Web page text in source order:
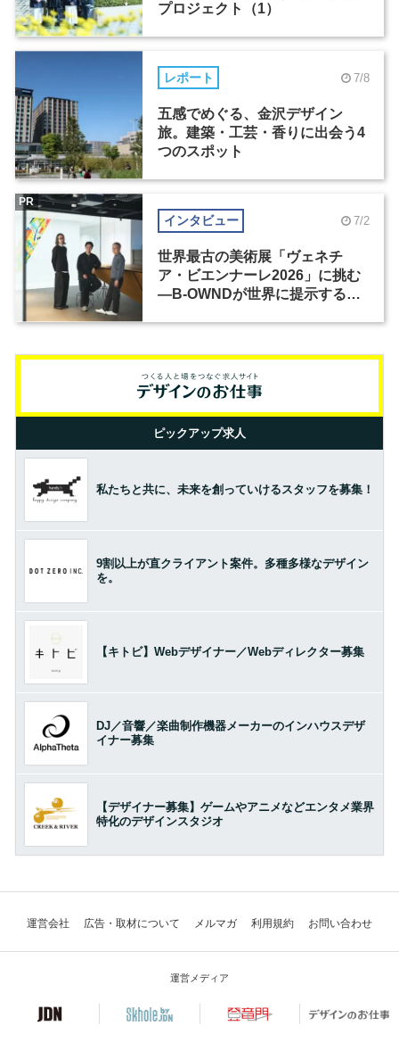
プロジェクト（1）
レポート 7/8
五感でめぐる、金沢デザイン
旅。建築・工芸・香りに出会う4
つのスポット
インタビュー 7/2
世界最古の美術展「ヴェネチ
ア・ビエンナーレ2026」に挑む
―B-OWNDが世界に提示する美
PR
ピックアップ求人
私たちと共に、未来を創っていけるスタッフを募集！
9割以上が直クライアント案件。多種多様なデザイン
を。
【キトビ】Webデザイナー／Webディレクター募集
DJ／音響／楽曲制作機器メーカーのインハウスデザ
イナー募集
【デザイナー募集】ゲームやアニメなどエンタメ業界
特化のデザインスタジオ
運営会社 広告・取材について メルマガ 利用規約 お問い合わせ
運営メディア